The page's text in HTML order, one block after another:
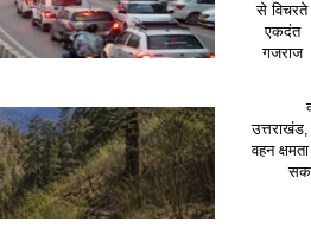
से विचरते
एकदंत
गजराज
उत्तराखंड,
वहन